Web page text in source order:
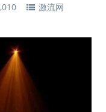
激流网